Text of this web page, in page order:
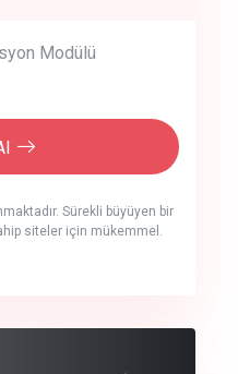
Modülü
Sürekli büyüyen bir
siteler için mükemmel.